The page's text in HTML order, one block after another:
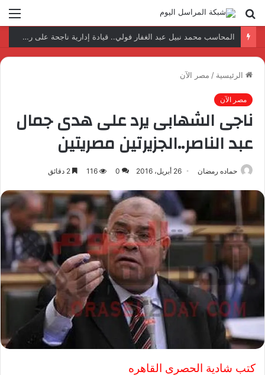
بحث
عن
نتائج إيجابية بعد زيارة وفد الجامعة المصرية النتائج إيجابية بعد زيارة وفد الجامعة المصرية الروسية لمصنع الإلكترونياتروسية لمصنع الإلكترونيات
الرئيسية / مصر الآن
مصر الآن
ناجى الشهابى يرد على هدى جمال
عبد الناصر..الجزيرتين مصريتين
حماده رمضان 26 أبريل، 2016 0
116
كتب شادية الحصرى القاهره